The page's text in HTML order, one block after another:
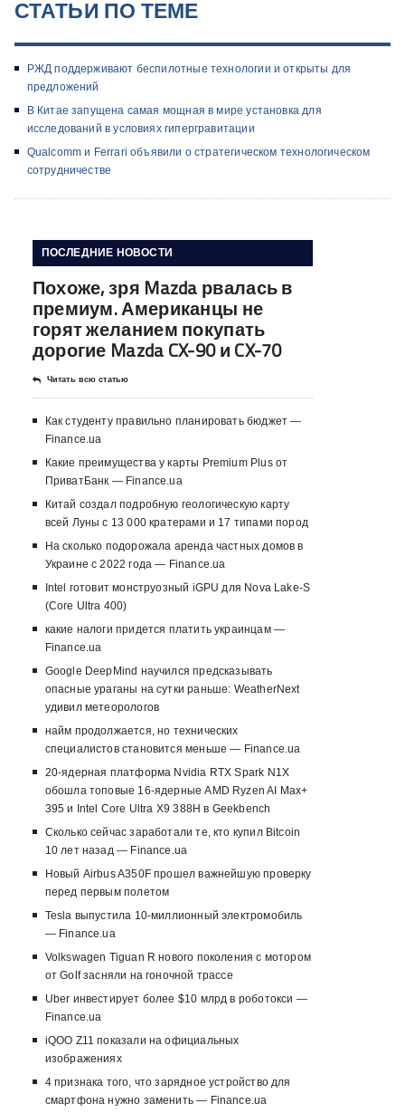
СТАТЬИ ПО ТЕМЕ
РЖД поддерживают беспилотные технологии и открыты для
предложений
В Китае запущена самая мощная в мире установка для
исследований в условиях гипергравитации
Qualcomm и Ferrari объявили о стратегическом технологическом
сотрудничестве
ПОСЛЕДНИЕ НОВОСТИ
Похоже, зря Mazda рвалась в
премиум. Американцы не
горят желанием покупать
дорогие Mazda CX-90 и CX-70
Читать всю статью
Как студенту правильно планировать бюджет —
Finance.ua
Какие преимущества у карты Premium Plus от
ПриватБанк — Finance.ua
Китай создал подробную геологическую карту
всей Луны с 13 000 кратерами и 17 типами пород
На сколько подорожала аренда частных домов в
Украине с 2022 года — Finance.ua
Intel готовит монструозный iGPU для Nova Lake-S
(Core Ultra 400)
какие налоги придется платить украинцам —
Finance.ua
Google DeepMind научился предсказывать
опасные ураганы на сутки раньше: WeatherNext
удивил метеорологов
найм продолжается, но технических
специалистов становится меньше — Finance.ua
20-ядерная платформа Nvidia RTX Spark N1X
обошла топовые 16-ядерные AMD Ryzen AI Max+
395 и Intel Core Ultra X9 388H в Geekbench
Сколько сейчас заработали те, кто купил Bitcoin
10 лет назад — Finance.ua
Новый Airbus A350F прошел важнейшую проверку
перед первым полетом
Tesla выпустила 10-миллионный электромобиль
— Finance.ua
Volkswagen Tiguan R нового поколения с мотором
от Golf засняли на гоночной трассе
Uber инвестирует более $10 млрд в роботокси —
Finance.ua
iQOO Z11 показали на официальных
изображениях
4 признака того, что зарядное устройство для
смартфона нужно заменить — Finance.ua